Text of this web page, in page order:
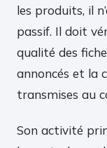
les produits, il
passif. Il doit
qualité des
annoncés et la
transmises au
Son activité